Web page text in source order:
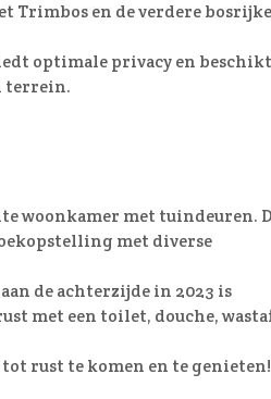
Trimbos en de verdere bosrijke
optimale privacy en
terrein.
woonkamer met tuindeuren.
met diverse
de achterzijde in 2023 is
met een toilet, douche,
rust te komen en te genieten!